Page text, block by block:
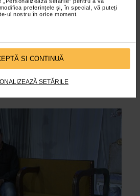
preferințele și, în special, vă puteți
ul nostru în orice moment.
SI CONTINUĂ
SETĂRILE
– impresii
s-a nascut pe data de 13